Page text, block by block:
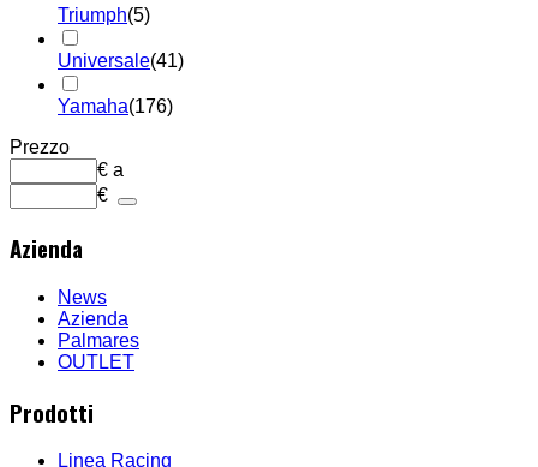
Triumph(5)
Universale(41)
Yamaha(176)
Prezzo
€ a
€
Azienda
News
Azienda
Palmares
OUTLET
Prodotti
Linea Racing